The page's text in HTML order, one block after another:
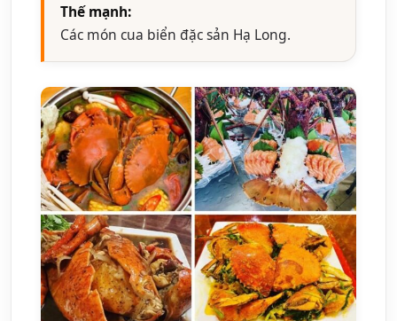
Thế mạnh:
Các món cua biển đặc sản Hạ Long.